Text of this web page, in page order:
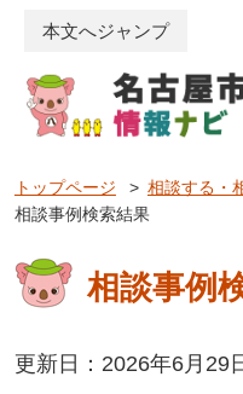
本文へジャンプ
トップページ > 相談する・
相談事例検索結果
相談事例
更新日：2026年6月29